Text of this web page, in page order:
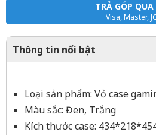
TRẢ GÓP QUA
Visa, Master,
Thông tin nổi bật
Loại sản phẩm: Vỏ case
Màu sắc: Đen, Trắng
Kích thước case: